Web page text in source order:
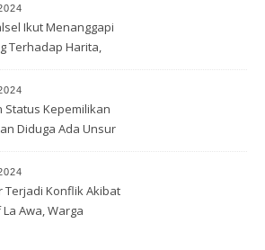
Ikut Menanggapi
Terhadap Harita,
Status Kepemilikan
Diduga Ada Unsur
Harita, GPM Halsel
Panggil Dan
Bapak Arif La Awa
Terjadi Konflik Akibat
Awa, Warga